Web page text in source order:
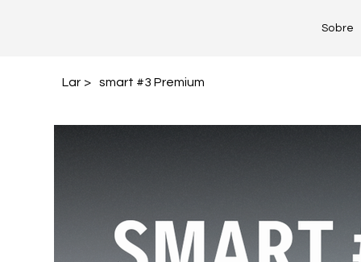
Sobre
Lar > smart #3 Premium